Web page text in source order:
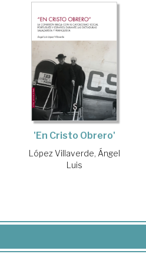
'En Cristo Obrero'
López Villaverde, Ángel
Luis